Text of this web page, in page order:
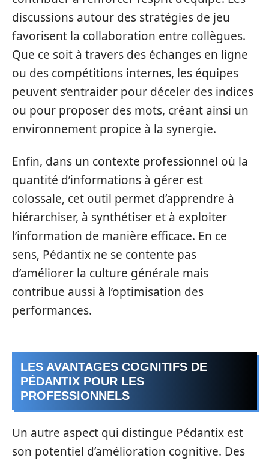
discussions autour des stratégies de jeu
favorisent la collaboration entre collègues.
Que ce soit à travers des échanges en ligne
ou des compétitions internes, les équipes
peuvent s’entraider pour déceler des indices
ou pour proposer des mots, créant ainsi un
environnement propice à la synergie.
Enfin, dans un contexte professionnel où la
quantité d’informations à gérer est
colossale, cet outil permet d’apprendre à
hiérarchiser, à synthétiser et à exploiter
l’information de manière efficace. En ce
sens, Pédantix ne se contente pas
d’améliorer la culture générale mais
contribue aussi à l’optimisation des
performances.
LES AVANTAGES COGNITIFS DE
PÉDANTIX POUR LES
PROFESSIONNELS
Un autre aspect qui distingue Pédantix est
son potentiel d’amélioration cognitive. Des